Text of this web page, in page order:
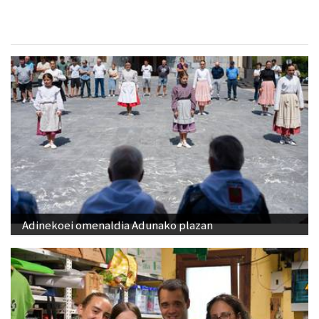
Adinekoei omenaldia Adunako plazan